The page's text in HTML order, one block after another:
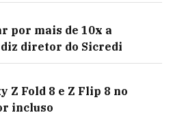
por mais de 10x a
diretor do Sicredi
Z Fold 8 e Z Flip 8 no
incluso